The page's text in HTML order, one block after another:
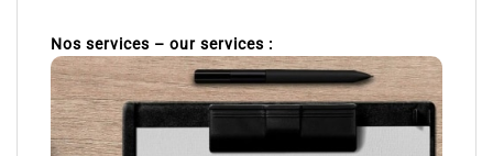
Nos services – our services :